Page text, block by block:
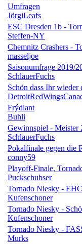
Umfragen
JörgiLeafs
ESC Dresden 1b -
Steffen-NY
Chemnitz Crashers -
masseljoe
Saisonumfrage 2019/
SchlauerFuchs
Schön dass Ihr wieder
Frýdlant
Buhli
Gewinnspiel - Meister
SchlauerFuchs
Pokalfinale gegen die
conny59
Playoff-Finale,
Puckschubser
Tornado Niesky -
Kufenschoner
Tornado Niesky -
Kufenschoner
Tornado Niesky -
Murks